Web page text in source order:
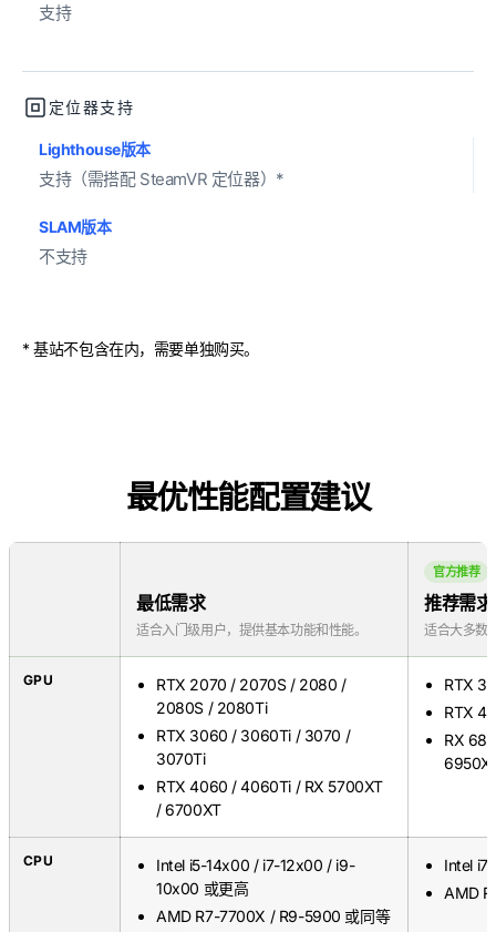
支持
定位器支持
Lighthouse版本
支持（需搭配 SteamVR 定位器）*
SLAM版本
不支持
* 基站不包含在内，需要单独购买。
最优性能配置建议
最低需求
适合入门级用户，提供基本功能和性能。
官方推荐
推荐需求
适合大多数
GPU
RTX 2070 / 2070S / 2080 /
2080S / 2080Ti
RTX 3060 / 3060Ti / 3070 /
3070Ti
RTX 4060 / 4060Ti / RX 5700XT
/ 6700XT
RTX
RTX
RX
CPU
Intel i5-14x00 / i7-12x00 / i9-
10x00 或更高
AMD R7-7700X / R9-5900 或同等
Intel
AMD